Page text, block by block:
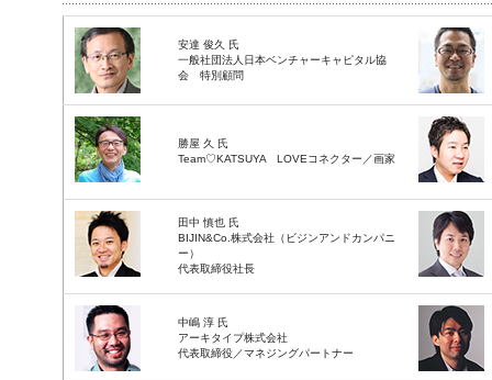
安達 俊久 氏
一般社団法人日本ベンチャーキャピタル協
会 特別顧問
勝屋 久 氏
Team♡KATSUYA LOVEコネクター／画家
田中 慎也 氏
BIJIN&Co.株式会社（ビジンアンドカンパニ
ー）
代表取締役社長
中嶋 淳 氏
アーキタイプ株式会社
代表取締役／マネジングパートナー